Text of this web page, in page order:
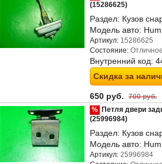
(15286625)
Раздел: Кузов
Модель авто:
Артикул: 15286625
Состояние:
Внутренний код:
Скидка за
650 руб. 700 руб.
% Петля двери
(25996984)
Раздел: Кузов
Модель авто:
Артикул: 25996984